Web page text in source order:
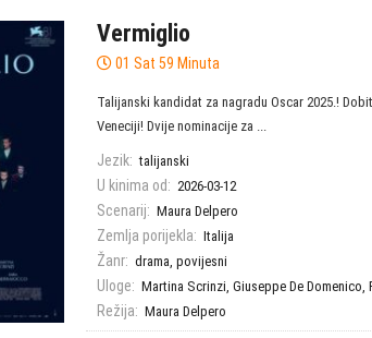
Vermiglio
01 Sat 59 Minuta
Talijanski kandidat za nagradu Oscar 2025.!
Veneciji! Dvije nominacije za ...
Jezik: talijanski
U kinima od: 2026-03-12
Scenarij: Maura Delpero
Zemlja porijekla: Italija
Žanr: drama, povijesni
Uloge: Martina Scrinzi, Giuseppe De Domenico,
Režija: Maura Delpero